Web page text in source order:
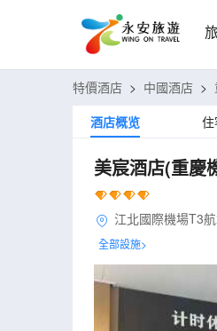
特價酒店 > 中國酒店 >
酒店概览
住
美宸酒店(重慶
江北國際機場T3
全部設施>